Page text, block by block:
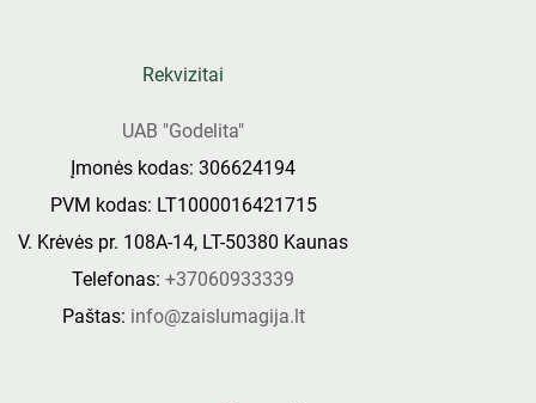
Rekvizitai
UAB "Godelita"
Įmonės kodas: 306624194
PVM kodas: LT1000016421715
V. Krėvės pr. 108A-14, LT-50380 Kaunas
Telefonas: +37060933339
Paštas: info@zaislumagija.lt